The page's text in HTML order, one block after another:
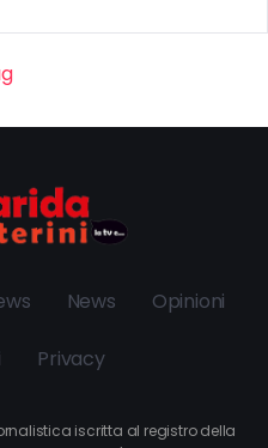
News Opinioni
Privacy
iscritta al registro della